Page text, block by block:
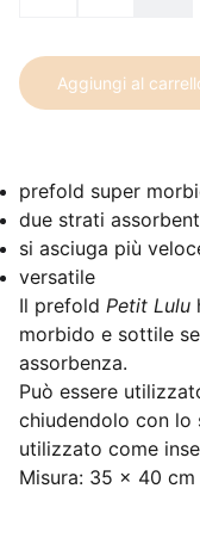
Aggiungi al
prefold super
due strati
si asciuga più
versatile
Il prefold Petit Lulu
morbido e sottile
assorbenza.
Può essere
chiudendolo con lo
utilizzato come
Misura: 35 x 40 cm